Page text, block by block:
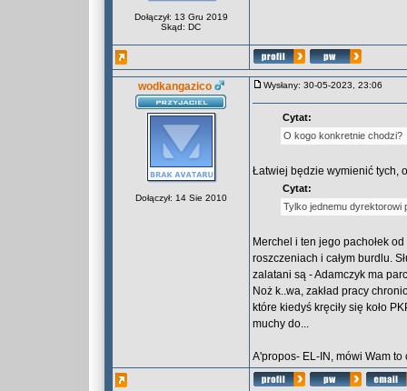
Dołączył: 13 Gru 2019
Skąd: DC
wodkangazico
Dołączył: 14 Sie 2010
Wysłany: 30-05-2023, 23:06
Cytat:
O kogo konkretnie chodzi?
Łatwiej będzie wymienić tych,
Cytat:
Tylko jednemu dyrektorowi
Merchel i ten jego pachołek
roszczeniach i całym burdlu.
zalatani są - Adamczyk ma
Noż k..wa, zakład pracy
które kiedyś kręciły się koło
muchy do...
A'propos- EL-IN, mówi Wam